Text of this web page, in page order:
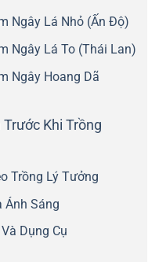
Ngây Lá Nhỏ (Ấn Độ)
Ngây Lá To (Thái Lan)
Ngây Hoang Dã
Trước Khi Trồng
Trồng Lý Tưởng
Ánh Sáng
Dụng Cụ